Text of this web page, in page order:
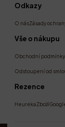
Odkazy
O násZásady
Vše o nákupu
Obchodní podmínky
Odstoupení od
Rezence
HeurekaZboží